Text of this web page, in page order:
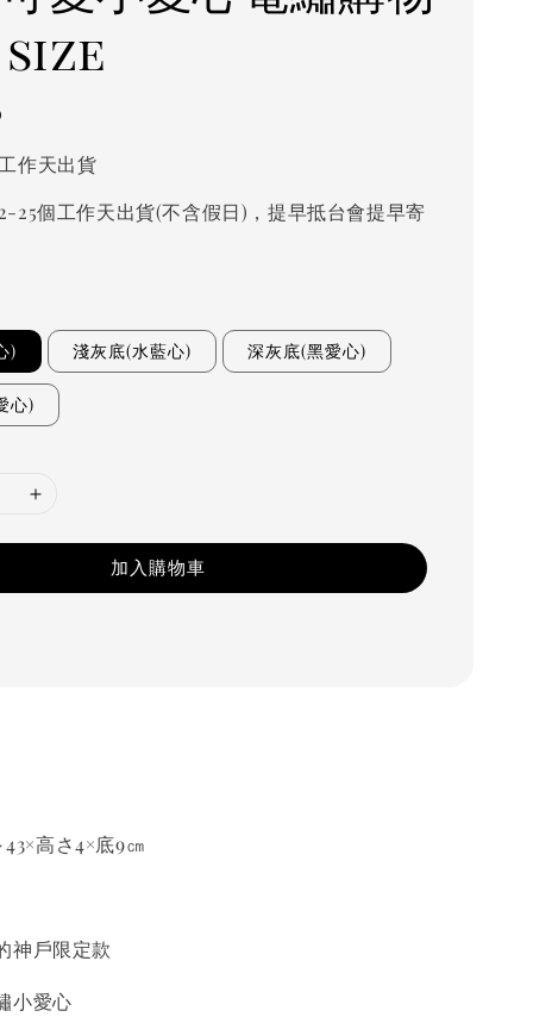
作天出貨
25個工作天出貨(不含假日)，提早抵台會提早寄
) 淺灰底(水藍心) 深灰底(黑愛心)
心)
加入購物車
高さ4×底9㎝
神戶限定款
小愛心